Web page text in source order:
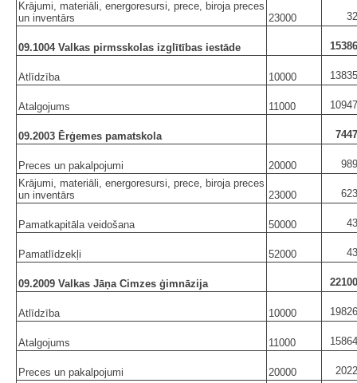
Krājumi, materiāli, energoresursi, prece, biroja preces
un inventārs
23000
09.1004 Valkas pirmsskolas izglītības iestāde
Atlīdzība 10000
Atalgojums 11000
09.2003 Ērģemes pamatskola
Preces un pakalpojumi 20000
Krājumi, materiāli, energoresursi, prece, biroja preces
un inventārs
23000
Pamatkapitāla veidošana 50000
Pamatlīdzekļi 52000
09.2009 Valkas Jāņa Cimzes ģimnāzija
Atlīdzība 10000
Atalgojums 11000
Preces un pakalpojumi 20000